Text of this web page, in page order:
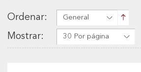
Ordenar: General
Mostrar: 30 Por página